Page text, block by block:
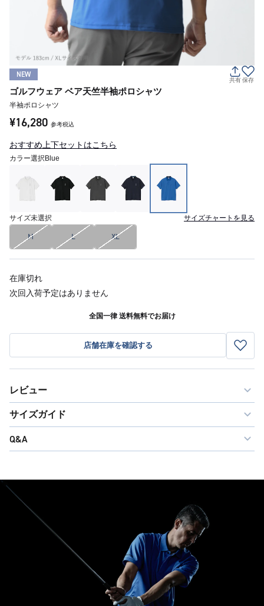
NEW
共有保存
ゴルフウェア ベア天竺半袖ポロシャツ
半袖ポロシャツ
¥16,280 参考税込
おすすめ上下セットはこちら
カラー選択Blue
サイズ未選択 サイズチャートを見る
M L XL
在庫切れ
次回入荷予定はありません
全国一律 送料無料でお届け
店舗在庫を確認する
レビュー
サイズガイド
Q&A